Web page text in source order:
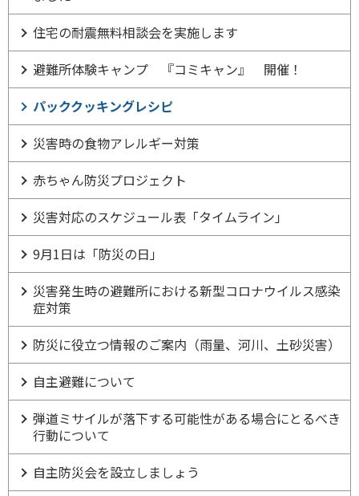
住宅の耐震無料相談会を実施します
避難所体験キャンプ 『コミキャン』 開催！
パッククッキングレシピ
災害時の食物アレルギー対策
赤ちゃん防災プロジェクト
災害対応のスケジュール表「タイムライン」
9月1日は「防災の日」
災害発生時の避難所における新型コロナウイルス感染
症対策
防災に役立つ情報のご案内（雨量、河川、土砂災害）
自主避難について
弾道ミサイルが落下する可能性がある場合にとるべき
行動について
自主防災会を設立しましょう